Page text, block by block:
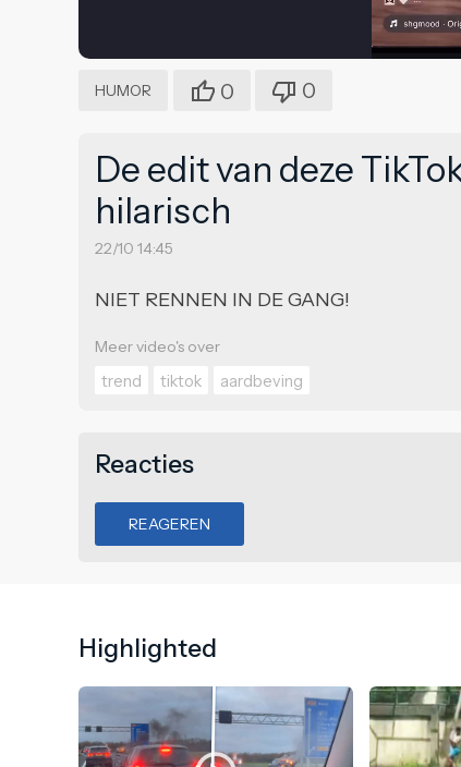
HUMOR 0 0
De edit van deze
hilarisch
22/10 14:45
NIET RENNEN IN DE GANG!
Meer video's over
trend
tiktok aardbeving
Reacties
REAGEREN
Highlighted